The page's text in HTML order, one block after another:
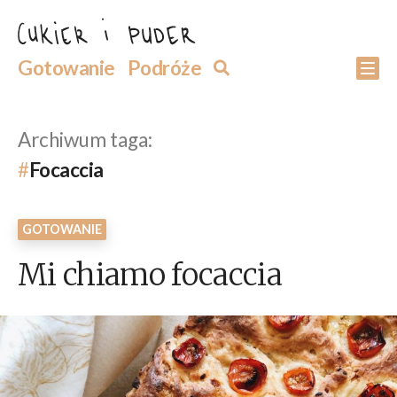
do
treści
Szukaj
Gotowanie Podróże Szukaj
Archiwum taga:
Focaccia
GOTOWANIE
Mi chiamo focaccia